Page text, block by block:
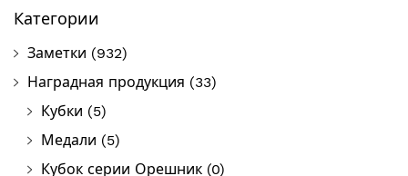
Категории
Заметки (932)
Наградная продукция (33)
Кубки (5)
Медали (5)
Кубок серии Орешник (0)